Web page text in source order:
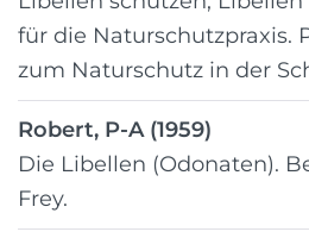
für die Naturschutzpraxis.
zum Naturschutz in der
Robert, P-A (1959)
Die Libellen (Odonaten).
Frey.